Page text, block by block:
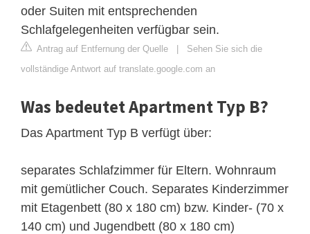
oder Suiten mit entsprechenden
Schlafgelegenheiten verfügbar sein.
Antrag auf Entfernung der Quelle | Sehen Sie sich die
vollständige Antwort auf translate.google.com an
Was bedeutet Apartment Typ B?
Das Apartment Typ B verfügt über:
separates Schlafzimmer für Eltern. Wohnraum
mit gemütlicher Couch. Separates Kinderzimmer
mit Etagenbett (80 x 180 cm) bzw. Kinder- (70 x
140 cm) und Jugendbett (80 x 180 cm)